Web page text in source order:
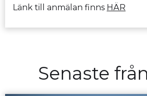
Länk till anmälan finns HÄR
Senaste